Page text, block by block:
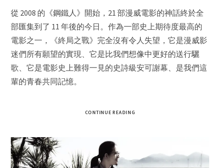
從 2008 的《鋼鐵人》開始，21 部漫威電影的神話終於全
部匯集到了 11 年後的今日。作為一部史上期待度最高的
電影之一，《終局之戰》完全沒有令人失望，它是漫威影
迷們所有願望的實現、它是比我們想像中更好的送行驪
歌、它是電影史上難得一見的史詩級安可謝幕、是我們這
輩的青春共同記憶。
CONTINUE READING